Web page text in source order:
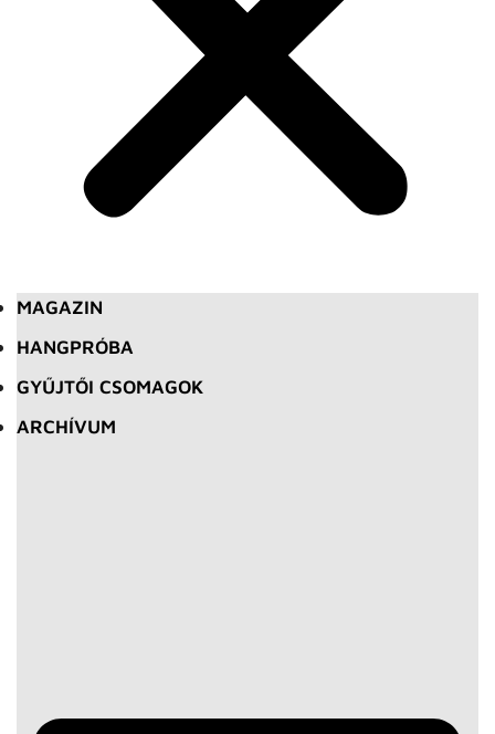
MAGAZIN
HANGPRÓBA
GYŰJTŐI CSOMAGOK
ARCHÍVUM